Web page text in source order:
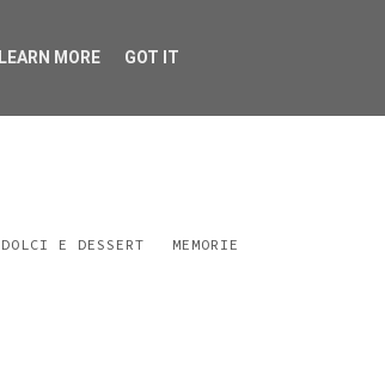
DOLCI E DESSERT MEMORIE
LEARN MORE GOT IT